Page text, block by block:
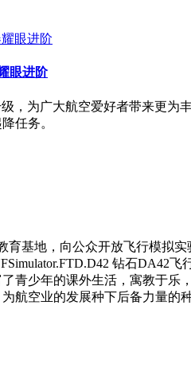
眼进阶
，为广大航空爱好者带来更
任务。
基地，向公众开放飞行模拟
钻石
青少年的课外生活，寓教于
航空业的发展种下后备力量的种